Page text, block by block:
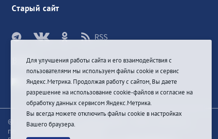
Старый сайт
Войти
© При цитировании информации с сайта ссылка на
первоисточник обязательна
Для улучшения работы сайта и его взаимодействия с
пользователями мы используем файлы cookie и сервис
Яндекс.Метрика. Продолжая работу с сайтом, Вы даете
разрешение на использование cookie-файлов и согласие на
обработку данных сервисом Яндекс.Метрика.
Вы всегда можете отключить файлы cookie в настройках
Вашего браузера.